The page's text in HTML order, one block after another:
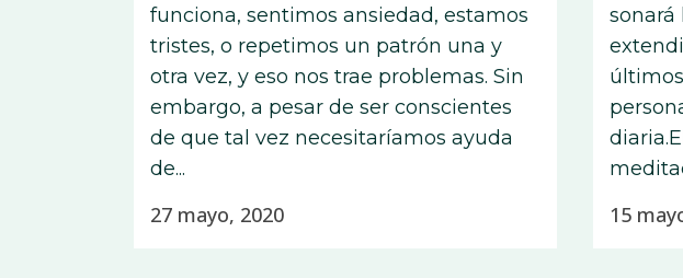
funciona, sentimos ansiedad, estamos
tristes, o repetimos un patrón una y
otra vez, y eso nos trae problemas. Sin
embargo, a pesar de ser conscientes
de que tal vez necesitaríamos ayuda
de...
27 mayo, 2020
sonará
15